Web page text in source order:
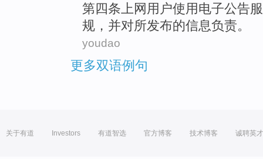
第四条 上网 用户使用 电子公告
规 ， 并对所发布的信息负责。
youdao
更多双语例句
关于有道 Investors 有道智选 官方博客 技术博客 诚聘英才